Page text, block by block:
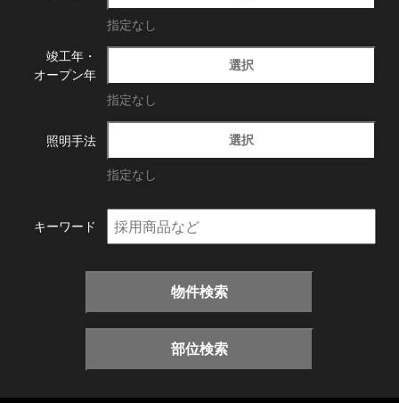
指定なし
竣工年・
オープン年
選択
指定なし
照明手法 選択
指定なし
キーワード
物件検索
部位検索